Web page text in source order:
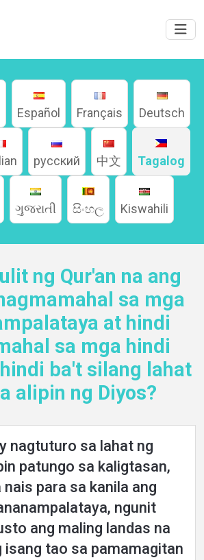
Español Français Deutsch
русский 中文 Tagalog
ગુજરાતી සිංහල Kiswahili
ng Qur'an na ang
sa mga
at hindi
sa mga hindi
ba't silang lahat
alipin ng Diyos?
nagtuturo sa lahat ng
patungo sa kaligtasan,
nais para sa kanila ang
ngunit
ang maling landas na
isang tao sa pamamagitan